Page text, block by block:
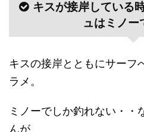
キスが接岸している
ュはミノー
キスの接岸とともにサーフ
ラメ。
ミノーでしか釣れない・・
んが